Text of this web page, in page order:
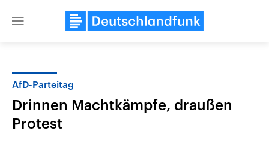
Close
AfD-Parteitag
Drinnen Machtkämpfe, draußen
Protest